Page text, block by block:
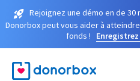
Rejoignez une démo en de
Donorbox peut vous aider à
fonds !